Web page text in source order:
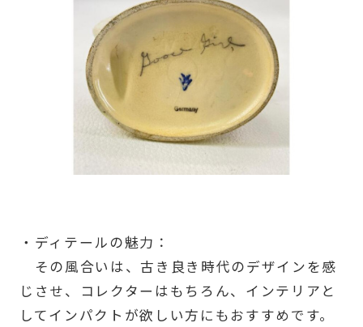
・ディテールの魅力：
その風合いは、古き良き時代のデザインを感
じさせ、コレクターはもちろん、インテリアと
してインパクトが欲しい方にもおすすめです。